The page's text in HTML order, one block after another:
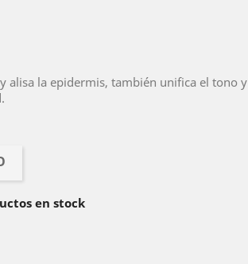
alisa la epidermis, también unifica el tono y
en stock